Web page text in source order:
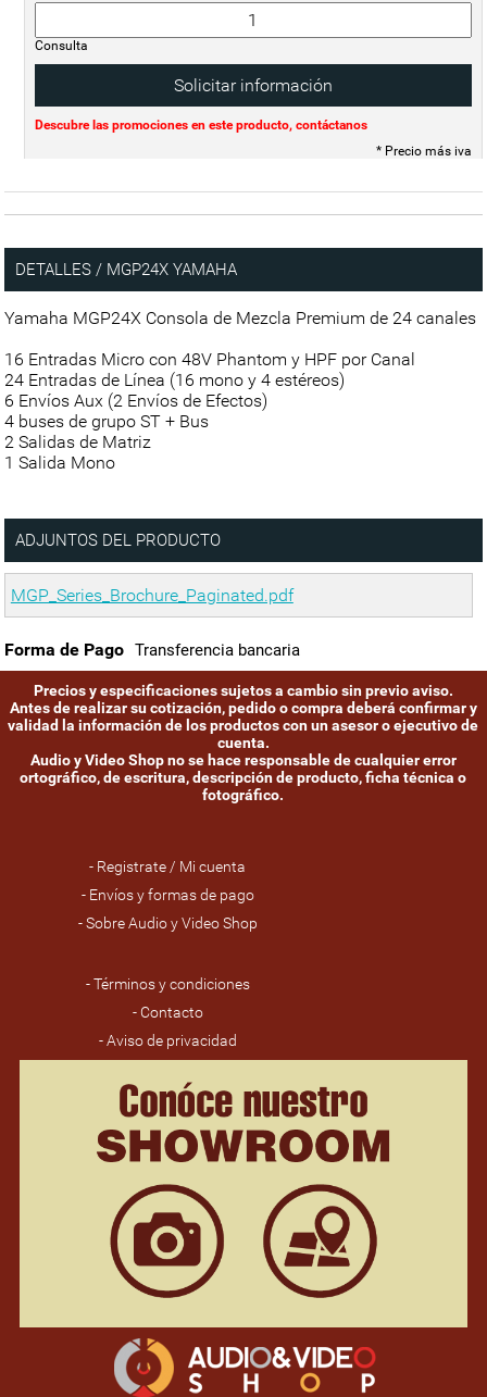
Consulta
Solicitar información
Descubre las promociones en este producto, contáctanos
* Precio más iva
DETALLES / MGP24X YAMAHA
Yamaha MGP24X Consola de Mezcla Premium de 24 canales
16 Entradas Micro con 48V Phantom y HPF por Canal
24 Entradas de Línea (16 mono y 4 estéreos)
6 Envíos Aux (2 Envíos de Efectos)
4 buses de grupo ST + Bus
2 Salidas de Matriz
1 Salida Mono
ADJUNTOS DEL PRODUCTO
MGP_Series_Brochure_Paginated.pdf
Forma de Pago Transferencia bancaria
Precios y especificaciones sujetos a cambio sin previo aviso.
Antes de realizar su cotización, pedido o compra deberá confirmar y
validad la información de los productos con un asesor o ejecutivo de
cuenta.
Audio y Video Shop no se hace responsable de cualquier error
ortográfico, de escritura, descripción de producto, ficha técnica o
fotográfico.
- Registrate / Mi cuenta
- Envíos y formas de pago
- Sobre Audio y Video Shop
- Términos y condiciones
- Contacto
- Aviso de privacidad